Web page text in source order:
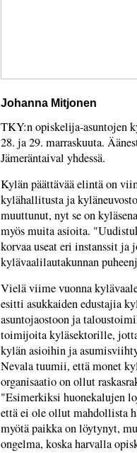
Johanna Mitjonen
TKY:n opiskelija-asuntojen
28. ja 29. marraskuuta.
Jämeräntaival yhdessä.
Kylän päättävää elintä on
kylähallitusta ja
muuttunut, nyt se on
myös muita asioita.
korvaa useat eri instanssit
kylävaalilautakunnan
Vielä viime vuonna
esitti asukkaiden edustajia
asuntojaostoon ja
toimijoita kyläsektorille,
kylän asioihin ja
Nevala tuumii, että monet
organisaatio on ollut
"Esimerkiksi huonekalujen
että ei ole ollut mahdollista
myötä paikka on löytynyt,
ongelma, koska harvalla